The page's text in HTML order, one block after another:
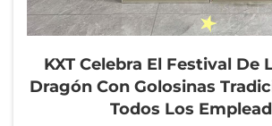
KXT Celebra El Festival De
Dragón Con Golosinas
Todos Los